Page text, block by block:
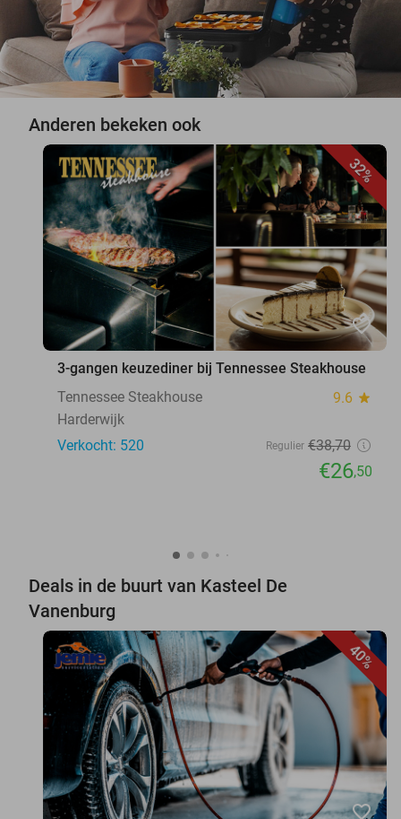
Anderen bekeken ook
32%
favorite_border
3-gangen keuzediner bij Tennessee Steakhouse
Tennessee Steakhouse
9.6 star
Harderwijk
Verkocht: 520
Regulier €38,70
€26,50
Deals in de buurt van Kasteel De
Vanenburg
40%
favorite_border